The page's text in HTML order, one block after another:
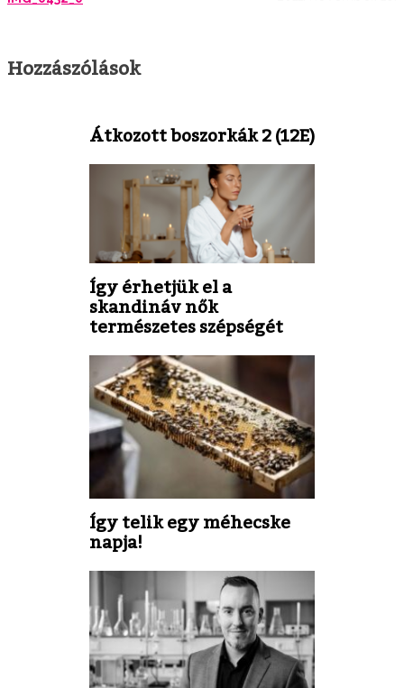
Hozzászólások
Átkozott boszorkák 2 (12E)
Így érhetjük el a
skandináv nők
természetes szépségét
Így telik egy méhecske
napja!